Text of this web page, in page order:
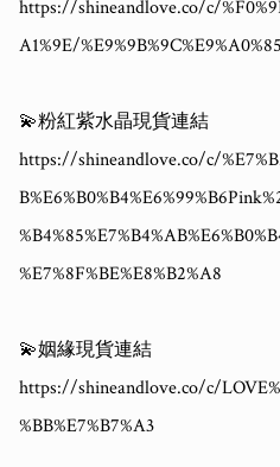
https://shineandlove.co/c/
A1%9E/
💫粉紅紫水晶現貨連結
https://shineandlove.co/c/
%E7%8F%BE%E8%B2%A8
💫姻緣現貨連結
https://shineandlove.co/c/
%BB%E7%B7%A3